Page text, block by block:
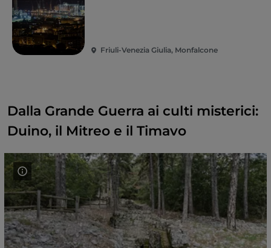
Friuli-Venezia Giulia, Monfalcone
Dalla Grande Guerra ai culti misterici:
Duino, il Mitreo e il Timavo